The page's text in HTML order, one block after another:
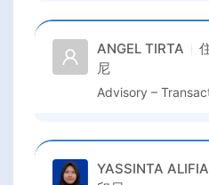
ANGEL TIRTA
尼
YASSINTA ALIFIA